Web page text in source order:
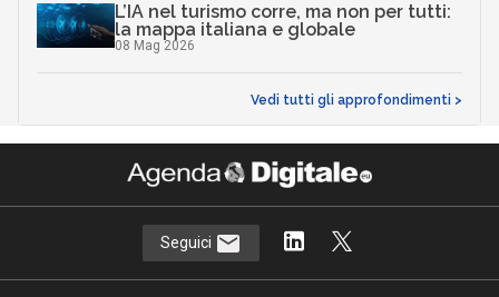
L’IA nel turismo corre, ma non per tutti:
la mappa italiana e globale
08 Mag 2026
Vedi tutti gli approfondimenti >
Seguici